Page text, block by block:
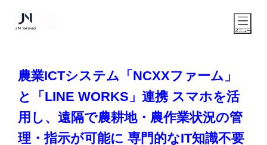
農業ICTシステム「NCXXファーム」
と「LINE WORKS」連携 スマホを活
用し、遠隔で農耕地・農作業状況の管
理・指示が可能に 専門的なIT知識不要